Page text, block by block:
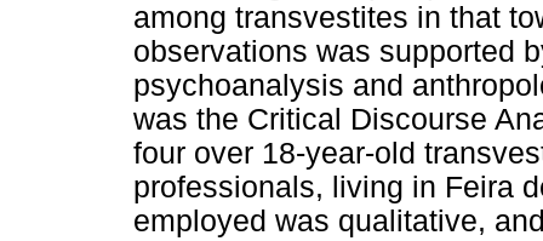
among transvestites in that
observations was supported
psychoanalysis and
was the Critical Discourse
four over 18-year-old
professionals, living in Feira
employed was qualitative,